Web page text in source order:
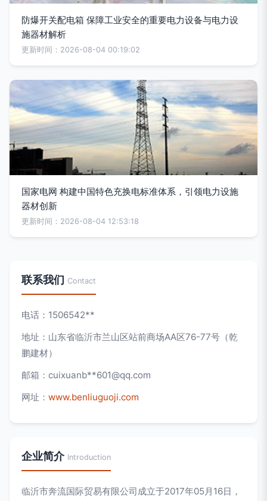
防爆开关配电箱 保障工业安全的重要电力设备与电力设
施器材解析
更新时间：2026-08-04 00:19:02
国家电网 构建中国特色充换电标准体系，引领电力设施
器材创新
更新时间：2026-08-04 12:53:18
联系我们 Contact
电话：1506542**
地址：山东省临沂市兰山区站前商场AA区76-77号（乾
鹏建材）
邮箱：cuixuanb**601@qq.com
网址： www.benliuguoji.com
企业简介 Introduction
临沂市奔流国际贸易有限公司成立于2017年05月16日，